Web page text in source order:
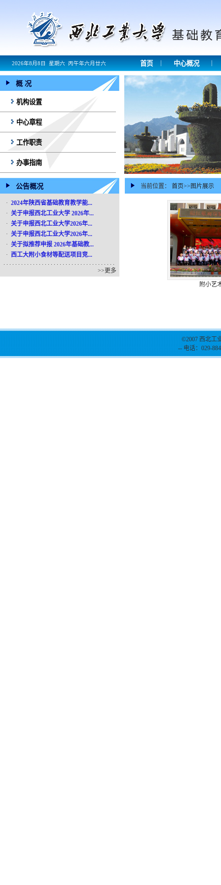
2026年8月8日 星期六 丙午年六月廿六 首页 中心概况
概 况
机构设置
中心章程
工作职责
办事指南
公告概况
· 2024年陕西省基础教育教学能...
· 关于申报西北工业大学 2026年...
· 关于申报西北工业大学2026年...
· 关于申报西北工业大学2026年...
· 关于拟推荐申报 2026年基础教...
· 西工大附小食材等配送项目竞...
>>更多
当前位置： 首页>>图片展示
附小艺
©2007 西北工
-- 电话：029-